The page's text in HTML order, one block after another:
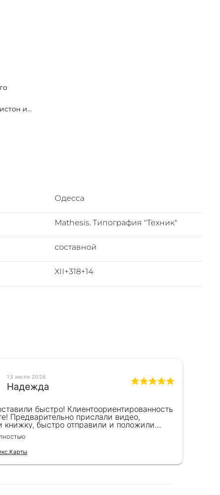
и
Одесса
Mathesis. Типография "Техник"
составной
XII+318+14
13 июля 2026
Надежда
быстро! Клиентоориентированность
Предварительно прислали видео,
книжку, быстро отправили и положили
Спасибо!!!